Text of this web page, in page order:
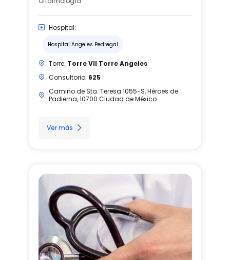
Hospital:
Hospital Angeles Pedregal
Torre: Torre VII Torre Angeles
Consultorio: 625
Camino de Sta. Teresa 1055-S, Héroes de
Padierna, 10700 Ciudad de México.
Ver más